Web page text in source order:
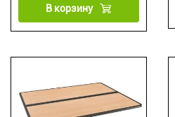
В корзину